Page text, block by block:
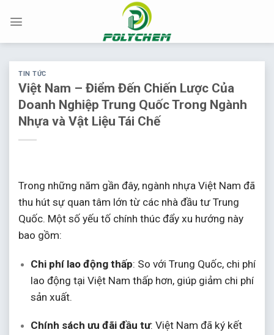
đến
TIN TỨC
Việt Nam – Điểm Đến Chiến Lược Của
Doanh Nghiệp Trung Quốc Trong Ngành
Nhựa và Vật Liệu Tái Chế
Trong những năm gần đây, ngành nhựa Việt Nam đã
thu hút sự quan tâm lớn từ các nhà đầu tư Trung
Quốc. Một số yếu tố chính thúc đẩy xu hướng này
bao gồm:
Chi phí lao động thấp: So với Trung Quốc, chi phí
lao động tại Việt Nam thấp hơn, giúp giảm chi phí
sản xuất.
Chính sách ưu đãi đầu tư: Việt Nam đã ký kết